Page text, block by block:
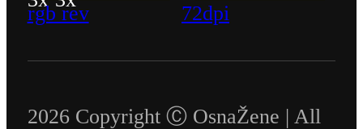
2026 Copyright Ⓒ OsnaŽene | All